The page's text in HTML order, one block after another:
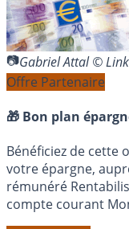
Gabriel Attal ©
Offre Partenaire
🎁 Bon plan
Bénéficiez de cette
votre épargne,
rémunéré
compte courant